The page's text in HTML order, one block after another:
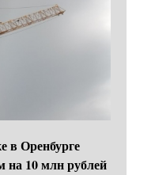
в Оренбурге
на 10 млн рублей